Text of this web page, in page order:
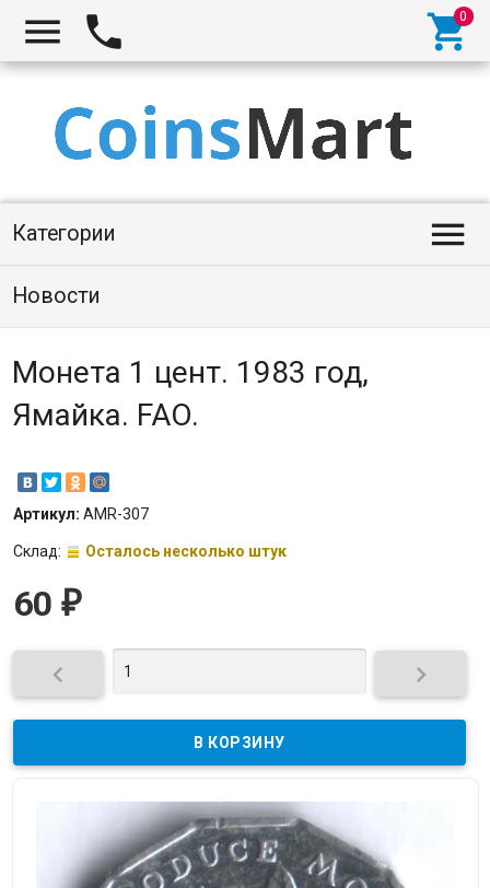
  
Категории 
Новости
Монета 1 цент. 1983 год,
Ямайка. FAO.
Артикул: AMR-307
Склад: Осталось несколько штук
60 ₽
 